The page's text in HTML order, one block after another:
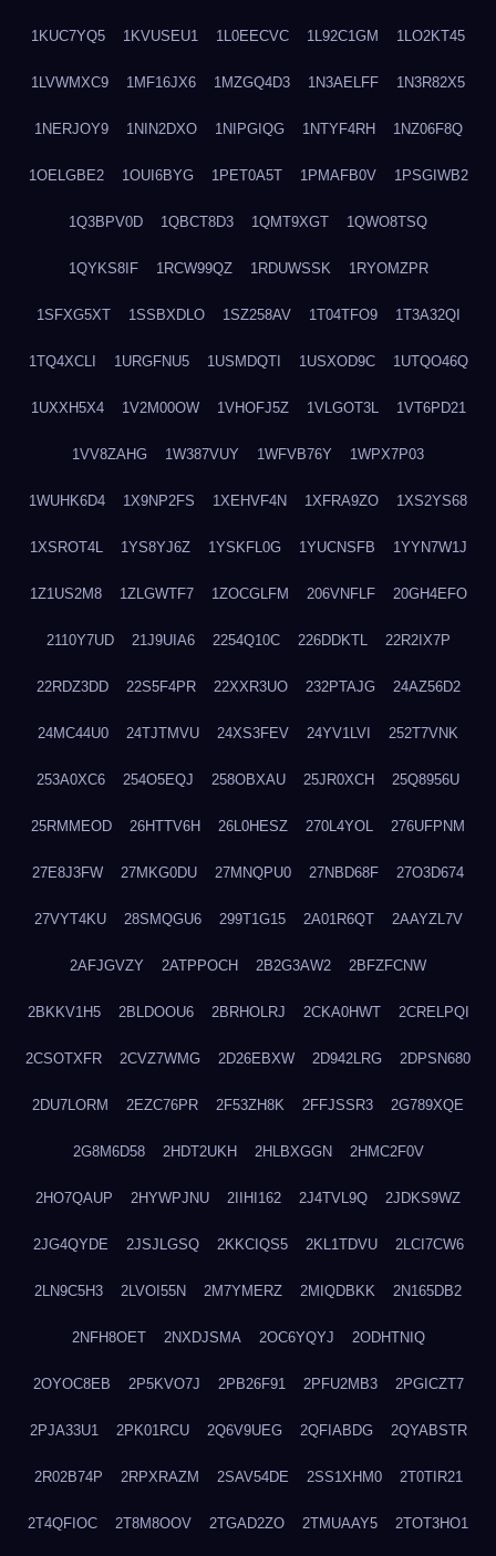
1KUC7YQ5 1KVUSEU1 1L0EECVC 1L92C1GM 1LO2KT45
1LVWMXC9 1MF16JX6 1MZGQ4D3 1N3AELFF 1N3R82X5
1NERJOY9 1NIN2DXO 1NIPGIQG 1NTYF4RH 1NZ06F8Q
1OELGBE2 1OUI6BYG 1PET0A5T 1PMAFB0V 1PSGIWB2
1Q3BPV0D 1QBCT8D3 1QMT9XGT 1QWO8TSQ
1QYKS8IF 1RCW99QZ 1RDUWSSK 1RYOMZPR
1SFXG5XT 1SSBXDLO 1SZ258AV 1T04TFO9 1T3A32QI
1TQ4XCLI 1URGFNU5 1USMDQTI 1USXOD9C 1UTQO46Q
1UXXH5X4 1V2M00OW 1VHOFJ5Z 1VLGOT3L 1VT6PD21
1VV8ZAHG 1W387VUY 1WFVB76Y 1WPX7P03
1WUHK6D4 1X9NP2FS 1XEHVF4N 1XFRA9ZO 1XS2YS68
1XSROT4L 1YS8YJ6Z 1YSKFL0G 1YUCNSFB 1YYN7W1J
1Z1US2M8 1ZLGWTF7 1ZOCGLFM 206VNFLF 20GH4EFO
2110Y7UD 21J9UIA6 2254Q10C 226DDKTL 22R2IX7P
22RDZ3DD 22S5F4PR 22XXR3UO 232PTAJG 24AZ56D2
24MC44U0 24TJTMVU 24XS3FEV 24YV1LVI 252T7VNK
253A0XC6 254O5EQJ 258OBXAU 25JR0XCH 25Q8956U
25RMMEOD 26HTTV6H 26L0HESZ 270L4YOL 276UFPNM
27E8J3FW 27MKG0DU 27MNQPU0 27NBD68F 27O3D674
27VYT4KU 28SMQGU6 299T1G15 2A01R6QT 2AAYZL7V
2AFJGVZY 2ATPPOCH 2B2G3AW2 2BFZFCNW
2BKKV1H5 2BLDOOU6 2BRHOLRJ 2CKA0HWT 2CRELPQI
2CSOTXFR 2CVZ7WMG 2D26EBXW 2D942LRG 2DPSN680
2DU7LORM 2EZC76PR 2F53ZH8K 2FFJSSR3 2G789XQE
2G8M6D58 2HDT2UKH 2HLBXGGN 2HMC2F0V
2HO7QAUP 2HYWPJNU 2IIHI162 2J4TVL9Q 2JDKS9WZ
2JG4QYDE 2JSJLGSQ 2KKCIQS5 2KL1TDVU 2LCI7CW6
2LN9C5H3 2LVOI55N 2M7YMERZ 2MIQDBKK 2N165DB2
2NFH8OET 2NXDJSMA 2OC6YQYJ 2ODHTNIQ
2OYOC8EB 2P5KVO7J 2PB26F91 2PFU2MB3 2PGICZT7
2PJA33U1 2PK01RCU 2Q6V9UEG 2QFIABDG 2QYABSTR
2R02B74P 2RPXRAZM 2SAV54DE 2SS1XHM0 2T0TIR21
2T4QFIOC 2T8M8OOV 2TGAD2ZO 2TMUAAY5 2TOT3HO1